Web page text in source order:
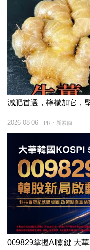
減肥首選，檸檬加它，
PR・新素簡
2026-08-06
009829掌握AI關鍵 大